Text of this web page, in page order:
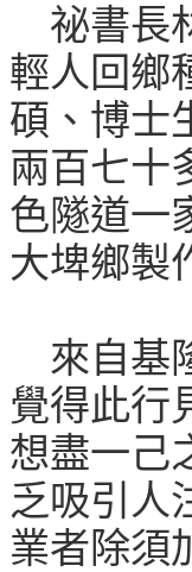
祕書長
輕人回鄉
碩、博士
兩百七十
色隧道一
大埤鄉製
來自基
覺得此行
想盡一己
乏吸引人
業者除須